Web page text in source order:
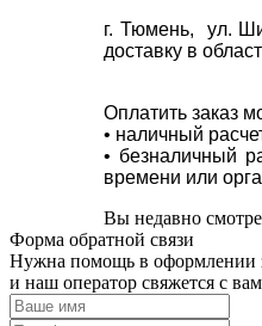
г. Тюмень, ул.
доставку в
Оплатить заказ
• наличный
• безналичный
времени или
Вы недавно
Форма обратной связи
Нужна помощь в оформлении
и наш оператор свяжется с